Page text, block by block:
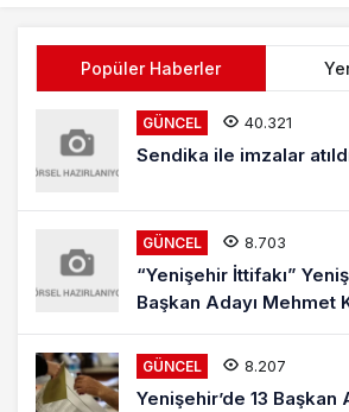
Popüler Haberler
GÜNCEL 40.321
Sendika ile imzalar
GÜNCEL 8.703
“Yenişehir İttifakı”
Başkan Adayı
GÜNCEL 8.207
Yenişehir’de 13 Başkan